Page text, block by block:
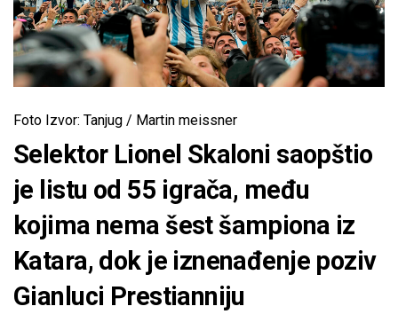
Foto Izvor: Tanjug / Martin meissner
Selektor Lionel Skaloni saopštio
je listu od 55 igrača, među
kojima nema šest šampiona iz
Katara, dok je iznenađenje poziv
Gianluci Prestianniju